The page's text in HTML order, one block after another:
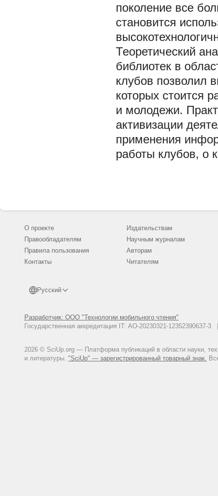
поколение все
становится
Теоретический
библиотек в
клубов позволил
которых стоится
и молодежи.
активизации
применения
работы клубов, о
О проекте
Правообладателям
Правила пользования
Контакты
Русский
Разработчик: ООО "Технологии мобильного чтения"
Государственная аккредитация IT: АО-20230321-
2026 © SciUp.org — Платформа публикаций в области науки,
и литературы. "SciUp" — зарегистрированный товарный знак.
Издательствам
Научным журналам
Авторам
Читателям